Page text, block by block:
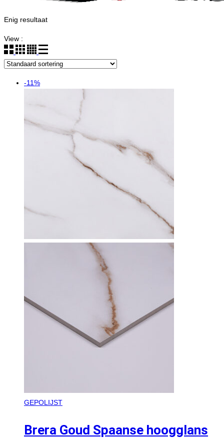
Enig resultaat
View :
-11%
GEPOLIJST
Brera Goud Spaanse hoogglans